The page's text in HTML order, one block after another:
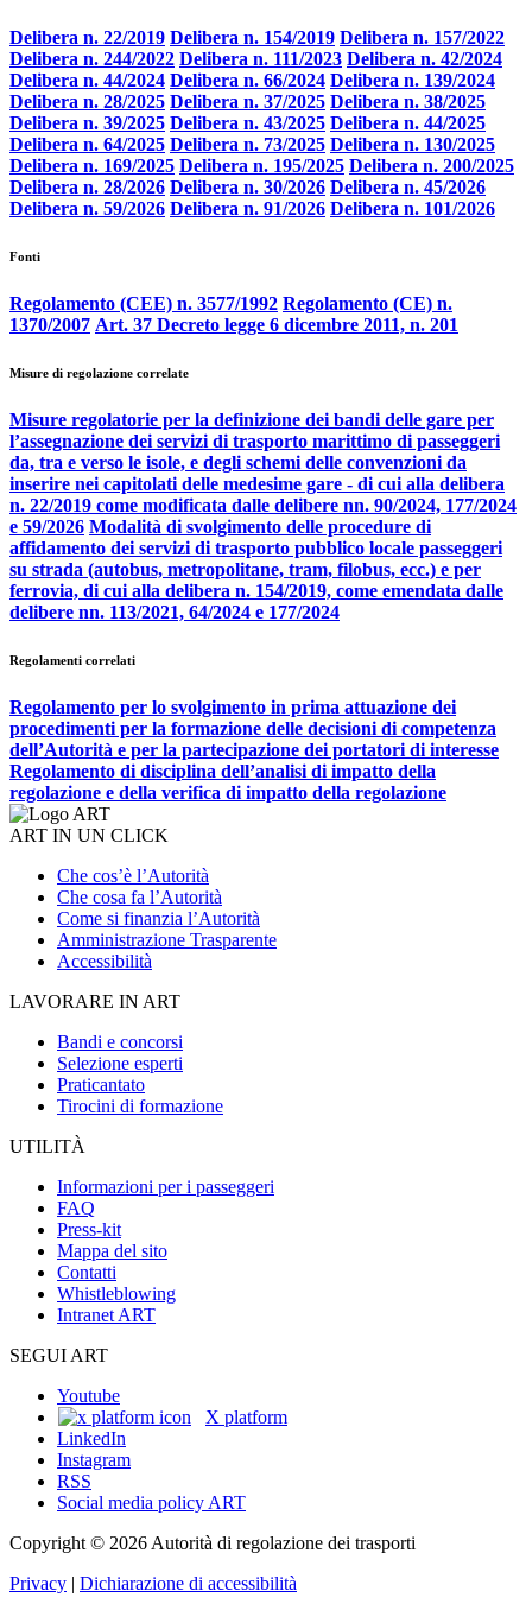
Delibera n. 22/2019 Delibera n. 154/2019 Delibera n. 157/2022
Delibera n. 244/2022 Delibera n. 111/2023 Delibera n. 42/2024
Delibera n. 44/2024 Delibera n. 66/2024 Delibera n. 139/2024
Delibera n. 28/2025 Delibera n. 37/2025 Delibera n. 38/2025
Delibera n. 39/2025 Delibera n. 43/2025 Delibera n. 44/2025
Delibera n. 64/2025 Delibera n. 73/2025 Delibera n. 130/2025
Delibera n. 169/2025 Delibera n. 195/2025 Delibera n. 200/2025
Delibera n. 28/2026 Delibera n. 30/2026 Delibera n. 45/2026
Delibera n. 59/2026 Delibera n. 91/2026 Delibera n. 101/2026
Fonti
Regolamento (CEE) n. 3577/1992 Regolamento (CE) n.
1370/2007 Art. 37 Decreto legge 6 dicembre 2011, n. 201
Misure di regolazione correlate
Misure regolatorie per la definizione dei bandi delle gare per
l’assegnazione dei servizi di trasporto marittimo di passeggeri
da, tra e verso le isole, e degli schemi delle convenzioni da
inserire nei capitolati delle medesime gare - di cui alla delibera
n. 22/2019 come modificata dalle delibere nn. 90/2024, 177/2024
e 59/2026 Modalità di svolgimento delle procedure di
affidamento dei servizi di trasporto pubblico locale passeggeri
su strada (autobus, metropolitane, tram, filobus, ecc.) e per
ferrovia, di cui alla delibera n. 154/2019, come emendata dalle
delibere nn. 113/2021, 64/2024 e 177/2024
Regolamenti correlati
Regolamento per lo svolgimento in prima attuazione dei
procedimenti per la formazione delle decisioni di competenza
dell’Autorità e per la partecipazione dei portatori di interesse
Regolamento di disciplina dell’analisi di impatto della
regolazione e della verifica di impatto della regolazione
ART IN UN CLICK
Che cos’è l’Autorità
Che cosa fa l’Autorità
Come si finanzia l’Autorità
Amministrazione Trasparente
Accessibilità
LAVORARE IN ART
Bandi e concorsi
Selezione esperti
Praticantato
Tirocini di formazione
UTILITÀ
Informazioni per i passeggeri
FAQ
Press-kit
Mappa del sito
Contatti
Whistleblowing
Intranet ART
SEGUI ART
Youtube
X platform
LinkedIn
Instagram
RSS
Social media policy ART
Copyright © 2026 Autorità di regolazione dei trasporti
Privacy | Dichiarazione di accessibilità